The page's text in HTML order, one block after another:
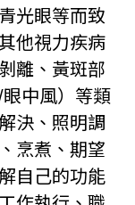
光眼等而致
他視力疾病
離、黃斑部
中風）等類
決、照明調
烹煮、期望
自己的功能